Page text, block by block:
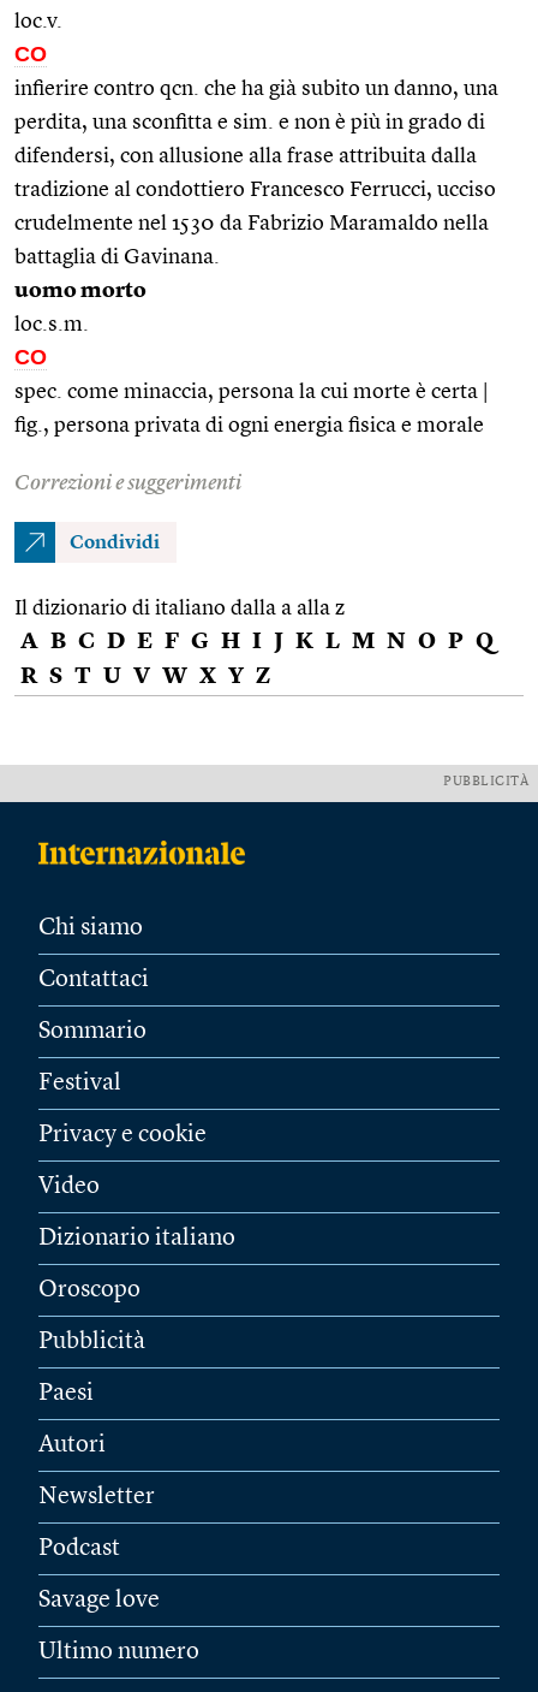
loc.v.
CO
infierire contro qcn. che ha già subito un danno, una
perdita, una sconfitta e sim. e non è più in grado di
difendersi, con allusione alla frase attribuita dalla
tradizione al condottiero Francesco Ferrucci, ucciso
crudelmente nel 1530 da Fabrizio Maramaldo nella
battaglia di Gavinana.
uomo morto
loc.s.m.
CO
spec. come minaccia, persona la cui morte è certa |
fig., persona privata di ogni energia fisica e morale
Correzioni e suggerimenti
Condividi
Il dizionario di italiano dalla a alla z
A B C D E F G H I J K L M N O P Q
R S T U V W X Y Z
PUBBLICITÀ
Chi siamo
Contattaci
Sommario
Festival
Privacy e cookie
Video
Dizionario italiano
Oroscopo
Pubblicità
Paesi
Autori
Newsletter
Podcast
Savage love
Ultimo numero